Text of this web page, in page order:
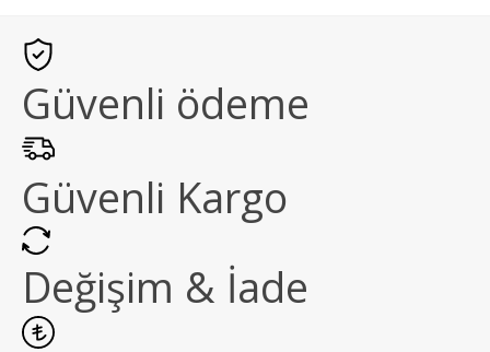
Güvenli ödeme
Güvenli Kargo
Değişim & İade